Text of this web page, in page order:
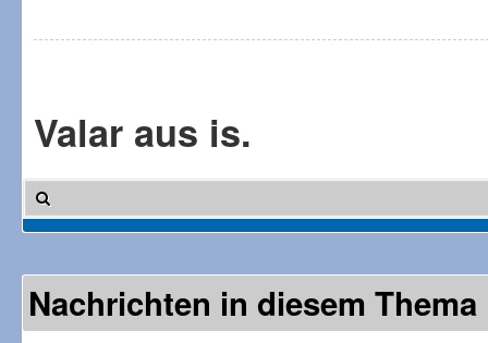
Valar aus is.
Nachrichten in diesem Thema